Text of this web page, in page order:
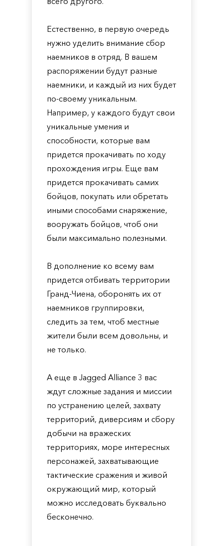
Естественно, в первую очередь
нужно уделить внимание сбор
наемников в отряд. В вашем
распоряжении будут разные
наемники, и каждый из них будет
по-своему уникальным.
Например, у каждого будут свои
уникальные умения и
способности, которые вам
придется прокачивать по ходу
прохождения игры. Еще вам
придется прокачивать самих
бойцов, покупать или обретать
иными способами снаряжение,
вооружать бойцов, чтоб они
были максимально полезными.
В дополнение ко всему вам
придется отбивать территории
Гранд-Чиена, оборонять их от
наемников группировки,
следить за тем, чтоб местные
жители были всем довольны, и
не только.
А еще в Jagged Alliance 3 вас
ждут сложные задания и миссии
по устранению целей, захвату
территорий, диверсиям и сбору
добычи на вражеских
территориях, море интересных
персонажей, захватывающие
тактические сражения и живой
окружающий мир, который
можно исследовать буквально
бесконечно.